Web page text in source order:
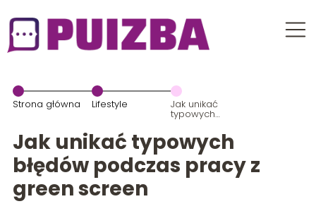
Strona główna Lifestyle Jak unikać
typowych
pracy z green
screen
Jak unikać typowych
błędów podczas pracy z
green screen